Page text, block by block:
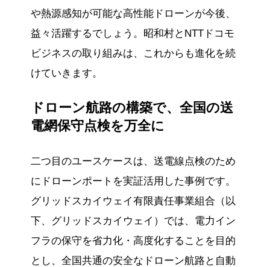
や熱源感知が可能な高性能ドローンが今後、
益々活躍するでしょう。昭和村とNTTドコモ
ビジネスの取り組みは、これからも進化を続
けていきます。
ドローン航路の構築で、全国の送
電網保守点検を万全に
二つ目のユースケースは、送電線点検のため
にドローンポートを実証活用した事例です。
グリッドスカイウェイ有限責任事業組合（以
下、グリッドスカイウェイ）では、電力イン
フラの保守を省力化・高度化することを目的
とし、全国共通の安全なドローン航路と自動